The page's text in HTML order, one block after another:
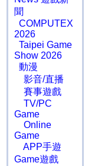
聞
COMPUTEX
2026
Taipei Game
Show 2026
動漫
影音/直播
賽事遊戲
TV/PC
Game
Online
Game
APP手遊
Game遊戲